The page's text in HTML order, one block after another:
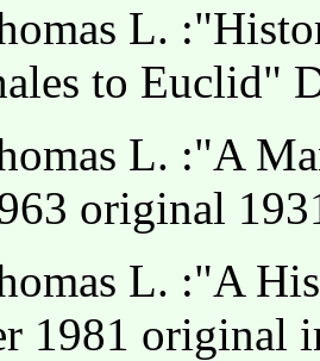
L.
to Euclid"
L. :"A
original
L. :"A
1981 original